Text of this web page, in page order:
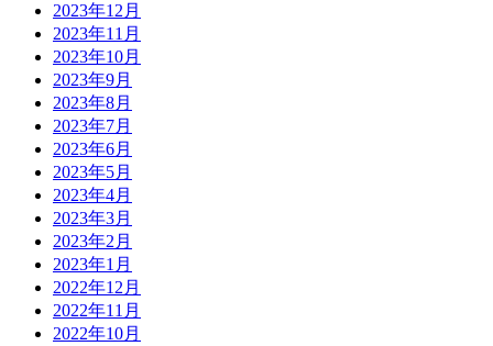
2023年12月
2023年11月
2023年10月
2023年9月
2023年8月
2023年7月
2023年6月
2023年5月
2023年4月
2023年3月
2023年2月
2023年1月
2022年12月
2022年11月
2022年10月